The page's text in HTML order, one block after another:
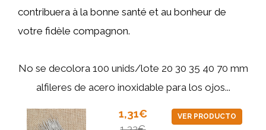
contribuera à la bonne santé et au bonheur de
votre fidèle compagnon.
No se decolora 100 unids/lote 20 30 35 40 70 mm
alfileres de acero inoxidable para los ojos...
1,31€ VER PRODUCTO